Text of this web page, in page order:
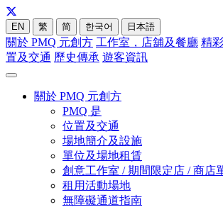
EN 繁 简 한국어 日本語
關於 PMQ 元創方 工作室，店舖及餐廳 精
置及交通 歷史傳承 遊客資訊
關於 PMQ 元創方
PMQ 是
位置及交通
場地簡介及設施
單位及場地租賃
創意工作室 / 期間限定店 / 商店
租用活動場地
無障礙通道指南